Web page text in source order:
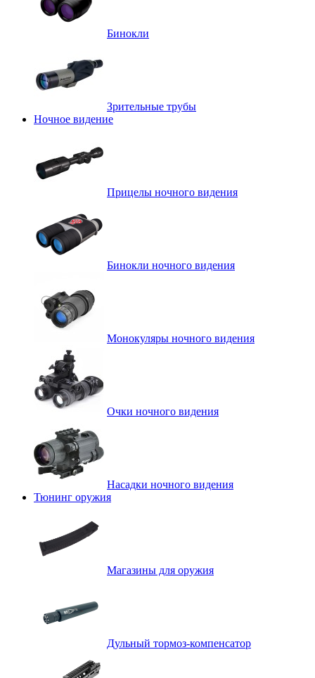
Бинокли
Зрительные трубы
Ночное видение
Прицелы ночного видения
Бинокли ночного видения
Монокуляры ночного видения
Очки ночного видения
Насадки ночного видения
Тюнинг оружия
Магазины для оружия
Дульный тормоз-компенсатор